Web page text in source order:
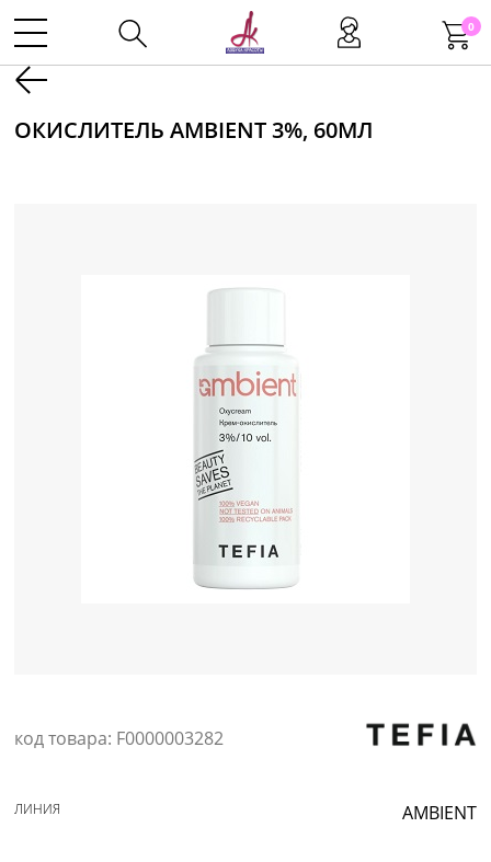
0
Одноразовая продукция
ОКИСЛИТЕЛЬ AMBIENT 3%, 60МЛ
код товара: F0000003282
AMBIENT
ЛИНИЯ